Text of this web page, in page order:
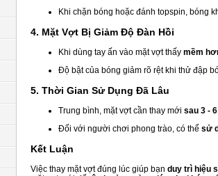
Khi chặn bóng hoặc đánh topspin, bóng
4. Mặt Vợt Bị Giảm Độ Đàn Hồi
Khi dùng tay ấn vào mặt vợt thấy mềm
Độ bật của bóng giảm rõ rệt khi thử đập
5. Thời Gian Sử Dụng Đã Lâu
Trung bình, mặt vợt cần thay mới sau 3 -
Đối với người chơi phong trào, có thể sử
Kết Luận
Việc thay mặt vợt đúng lúc giúp bạn duy trì hiệu